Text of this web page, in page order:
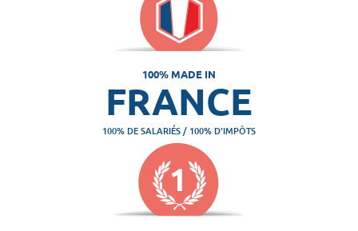
100% MADE IN
FRANCE
100% DE SALARIÉS / 100% D'IMPÔTS